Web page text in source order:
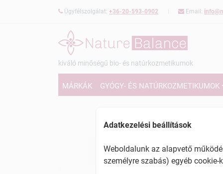
Ügyfélszolgálat: +36-20-593-0902 Email:
kiváló minőségű bio- és natúrkozmetikumok
MÁRKÁK GYÓGY- ÉS NATÚRKOZMETIKUMOK
Adatkezelési beállítások
Weboldalunk az alapvető
személyre szabás) egyéb